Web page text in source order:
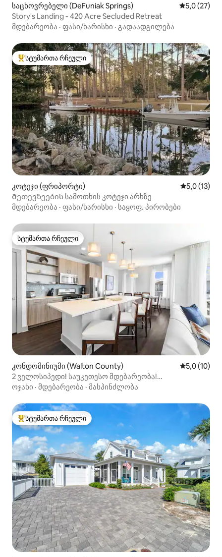
საცხოვრებელი (DeFuniak Springs) საშუალო
5,0 (27)
Story's Landing - 420 Acre Secluded Retreat
მდებარეობა · ფასი/ხარისხი · გადაადგილება
სტუმართა რჩეული მოწინავე ვარიანტი
სტუმართა რჩეული
კოტეჯი (ფრიპორტი) საშუალო
5,0 (13)
Მეთევზეების სამოთხის კოტეჯი არხზე
მდებარეობა · ფასი/ხარისხი · საყოფ. პირობები
სტუმართა რჩეული
სტუმართა რჩეული
კონდომინიუმი (Walton County) საშუალო
5,0 (10)
2 ველოსიპედი! საუკეთესო მდებარეობა!
3 საძინებელი/3 სააბაზანო~ 8 ადამიანისთვის
ოჯახი · მდებარეობა · მასპინძლობა
სტუმართა რჩეული მოწინავე ვარიანტი
სტუმართა რჩეული